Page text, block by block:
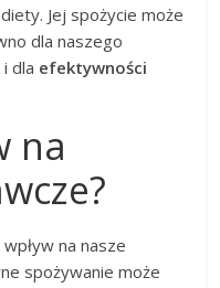
Jej spożycie może
dla naszego
dla efektywności
na
na nasze
spożywanie może